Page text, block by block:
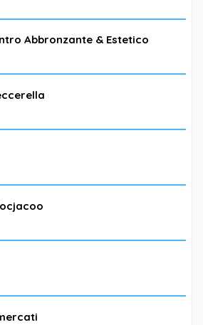
Abbronzante & Estetico